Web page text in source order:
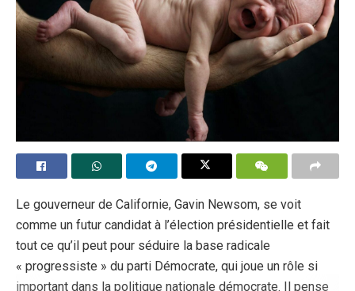
élevé d’Europe après celui de la Russie. Avec la Marche
pour la Vie de cette année, les organisateurs veulent
attirer l’attention sur les difficultés qui poussent les
femmes enceintes à avorter et sur la nécessité de les
soutenir dans leur choix de vie.
Roumanie
Le gouverneur de Californie, Gavin Newsom, se voit
comme un futur candidat à l’élection présidentielle et fait
tout ce qu’il peut pour séduire la base radicale
« progressiste » du parti Démocrate, qui joue un rôle si
important dans la politique nationale démocrate. Il pense